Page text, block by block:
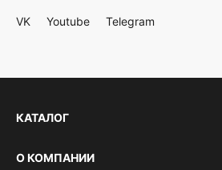
VK Youtube Telegram
КАТАЛОГ
О КОМПАНИИ